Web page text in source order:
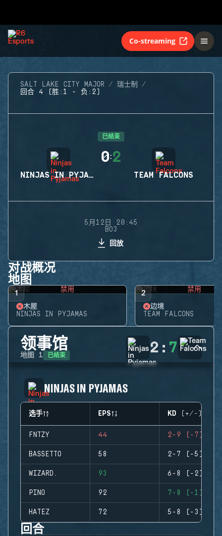
Co-streaming
SALT LAKE CITY MAJOR
瑞士制
回合 4 (胜:1 - 负:2)
已结束
NINJAS IN PYJAMAS
0:2
TEAM FALCONS
5月12日 20:45
BO3
回放
对战概况
地图
1 禁用
木屋
NINJAS IN PYJAMAS
2 禁用
边境
TEAM FALCONS
领事馆
地图 1 已结束 2 : 7
NINJAS IN PYJAMAS
选手 EPS KD (+/-)
FNTZY 44 2-9 (-7)
BASSETTO 58 2-7 (-5)
WIZARD. 93 6-8 (-2)
PINO 92 7-8 (-1)
HATEZ 72 5-8 (-3)
回合